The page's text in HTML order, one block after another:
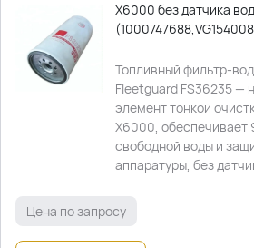
X6000 без датчика
Топливный фильтр-
Fleetguard FS36235 —
элемент тонкой
X6000, обеспечивает
свободной воды и
аппаратуры, без
Цена по запросу